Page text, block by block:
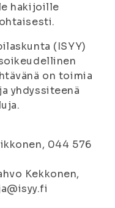
hakijoille
(ISYY)
on toimia
yhdyssiteenä
044 576
Kekkonen,